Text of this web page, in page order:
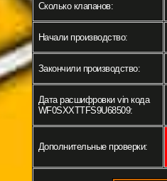
Сколько клапанов:
Начали производство:
Закончили производство:
Дата расшифровки vin кода
WF0SXXTTFS9U68509:
Дополнительные проверки: